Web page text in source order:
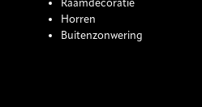
Raamdecoratie
Horren
Buitenzonwering